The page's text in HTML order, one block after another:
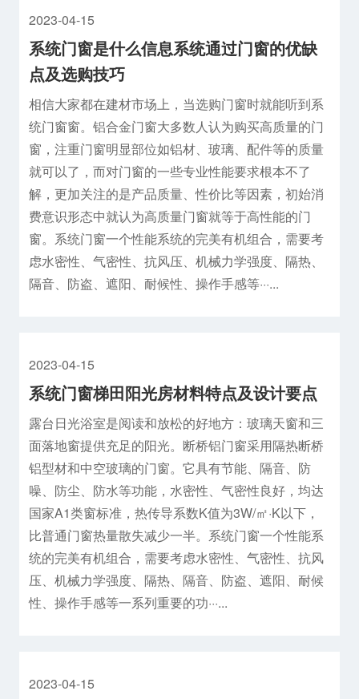
2023-04-15
系统门窗是什么信息系统通过门窗的优缺
点及选购技巧
相信大家都在建材市场上，当选购门窗时就能听到系
统门窗窗。铝合金门窗大多数人认为购买高质量的门
窗，注重门窗明显部位如铝材、玻璃、配件等的质量
就可以了，而对门窗的一些专业性能要求根本不了
解，更加关注的是产品质量、性价比等因素，初始消
费意识形态中就认为高质量门窗就等于高性能的门
窗。系统门窗一个性能系统的完美有机组合，需要考
虑水密性、气密性、抗风压、机械力学强度、隔热、
隔音、防盗、遮阳、耐候性、操作手感等···...
2023-04-15
系统门窗梯田阳光房材料特点及设计要点
露台日光浴室是阅读和放松的好地方：玻璃天窗和三
面落地窗提供充足的阳光。断桥铝门窗采用隔热断桥
铝型材和中空玻璃的门窗。它具有节能、隔音、防
噪、防尘、防水等功能，水密性、气密性良好，均达
国家A1类窗标准，热传导系数K值为3W/㎡·K以下，
比普通门窗热量散失减少一半。系统门窗一个性能系
统的完美有机组合，需要考虑水密性、气密性、抗风
压、机械力学强度、隔热、隔音、防盗、遮阳、耐候
性、操作手感等一系列重要的功···...
2023-04-15